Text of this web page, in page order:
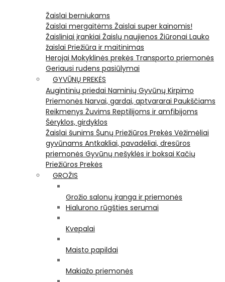
Žaislai berniukams
Žaislai mergaitėms Žaislai super kainomis!
Žaisliniai įrankiai Žaislų naujienos Žiūronai Lauko
žaislai Priežiūra ir maitinimas
Herojai Mokyklinės prekės Transporto priemonės
Geriausi rudens pasiūlymai
GYVŪNŲ PREKĖS
Augintinių priedai Naminių Gyvūnų Kirpimo
Priemonės Narvai, gardai, aptvararai Paukščiams
Reikmenys Žuvims Reptilijoms ir amfibijoms
Šėryklos, girdyklos
Žaislai šunims Šunų Priežiūros Prekės Vėžimėliai
gyvūnams Antkakliai, pavadėliai, dresūros
priemonės Gyvūnų nešyklės ir boksai Kačių
Priežiūros Prekės
GROŽIS
Grožio salonų įranga ir priemonės
Hialurono rūgšties serumai
Kvepalai
Maisto papildai
Makiažo priemonės